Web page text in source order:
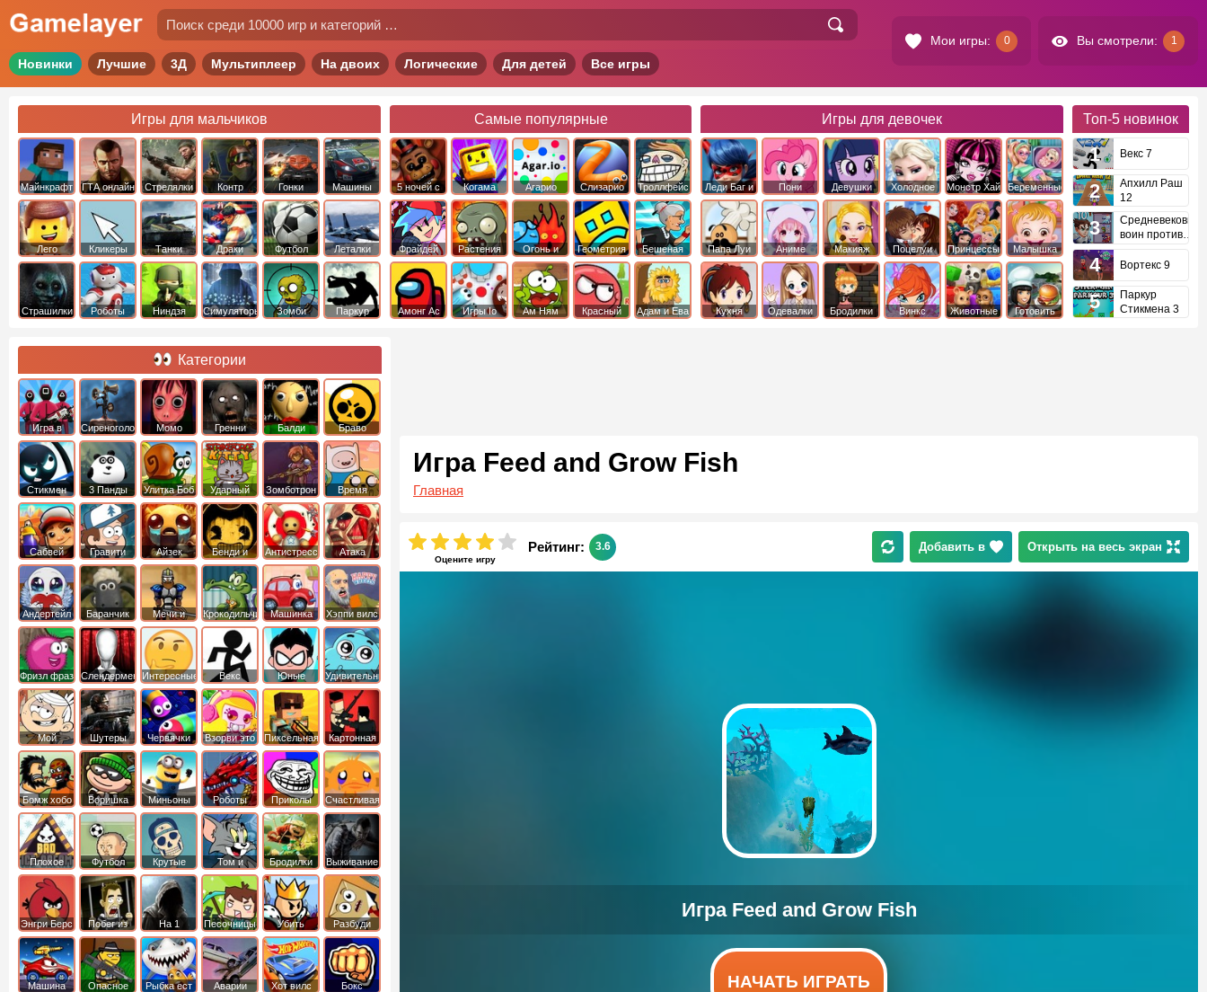
Мои игры: 0 Вы смотрели: 1
Новинки Лучшие 3Д Мультиплеер На двоих Логические Для детей Все игры
Игры для мальчиков
Майнкрафт ГТА онлайн Стрелялки
Контр
Страйк
Гонки Машины
Лего Кликеры Танки Драки Футбол Леталки
Страшилки Роботы Ниндзя Симуляторы Зомби Паркур
Самые популярные
5 ночей с
фредди
Когама Агарио Слизарио
Троллфейс
квест
Фрайдей
Найт
Фанкин
Растения
против
Зомби
Огонь и
Вода
Геометрия
Даш
Бешеная
бабка
сбежала из
психушки
Амонг Ас Игры Io Ам Ням
Красный
Адам и Ева
Игры для девочек
Леди Баг и
Супер Кот
Пони
Дружба это
Девушки
Эквестрии
Холодное
Сердце
Монстр Хай Беременные
Папа Луи Аниме Макияж Поцелуи
Принцессы
Диснея
Малышка
Хейзел
Кухня
Одевалки Бродилки Винкс Животные
Готовить
Топ-5 новинок
Векс 7
Апхилл Раш
12
Средневековый
воин против
Вортекс 9
Паркур
Стикмена 3
Игра Feed and Grow Fish
Главная
Оцените игру
Рейтинг: 3.6 Добавить в Открыть на весь экран
НАЧАТЬ ИГРАТЬ
Категории
Игра в
Кальмара
Сиреноголовый Момо Гренни Балди
Браво
Старс
Стикмен 3 Панды Улитка Боб
Ударный
отряд котят
Зомботрон
Время
Приключений
Сабвей
Серф
Гравити
Фолз
Айзек
Бенди и
Чернильная
машина
Антистресс
Атака
Титанов
Андертейл
Баранчик
Шон
Мечи и
Сандали
Крокодильчик
Свомпи
Машинка
Вилли
Хэппи вилс
Фризл фраз Слендермен Интересные Векс
Юные
титаны
вперед
Удивительный
мир
Гамбола
Мой
шумный
дом
Шутеры Червячки Взорви это
Пиксельная
война
Картонная
башка
Бомж хобо
Воришка
боб
Миньоны
Роботы
динозавры
Приколы
Счастливая
обезьянка
Плохое
мороженое
Футбол
головами
Крутые
Том и
джерри
Бродилки
Приключения
Выживание
Энгри Берс
Побег из
тюрьмы
На 1 Песочницы
Убить
короля
Разбуди
коробку
Машина
Опасное
Рыбка ест
Аварии
Хот вилс Бокс